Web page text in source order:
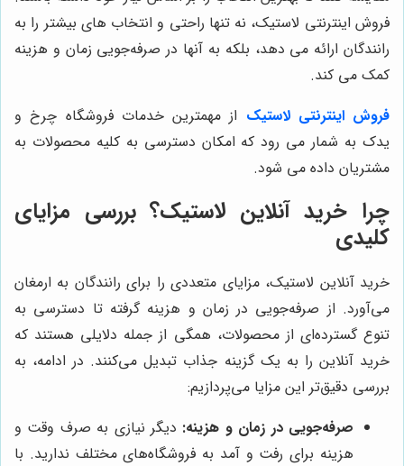
فروش اینترنتی لاستیک، نه تنها راحتی و انتخاب های بیشتر را به
رانندگان ارائه می دهد، بلکه به آنها در صرفه‌جویی زمان و هزینه
کمک می کند.
فروش اینترنتی لاستیک از مهمترین خدمات فروشگاه چرخ و
یدک به شمار می رود که امکان دسترسی به کلیه محصولات به
مشتریان داده می شود.
چرا خرید آنلاین لاستیک؟ بررسی مزایای
کلیدی
خرید آنلاین لاستیک، مزایای متعددی را برای رانندگان به ارمغان
می‌آورد. از صرفه‌جویی در زمان و هزینه گرفته تا دسترسی به
تنوع گسترده‌ای از محصولات، همگی از جمله دلایلی هستند که
خرید آنلاین را به یک گزینه جذاب تبدیل می‌کنند. در ادامه، به
بررسی دقیق‌تر این مزایا می‌پردازیم:
صرفه‌جویی در زمان و هزینه: دیگر نیازی به صرف وقت و
هزینه برای رفت و آمد به فروشگاه‌های مختلف ندارید. با